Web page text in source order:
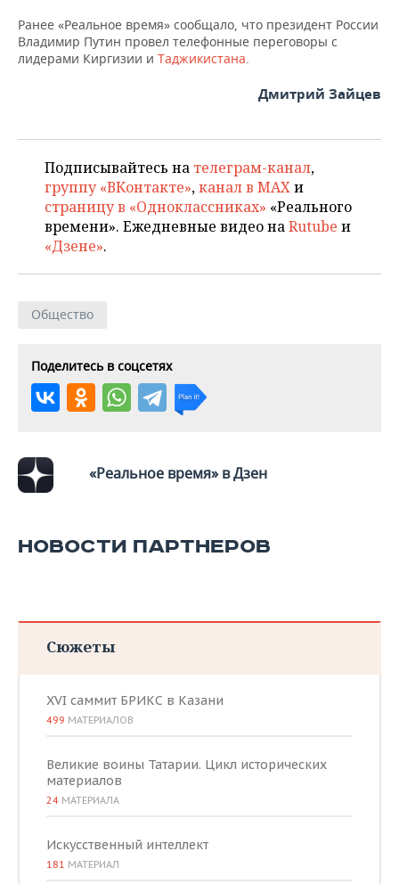
Ранее «Реальное время» сообщало, что президент России
Владимир Путин провел телефонные переговоры с
лидерами Киргизии и Таджикистана.
Дмитрий Зайцев
Подписывайтесь на телеграм-канал,
группу «ВКонтакте»,канал в MAXи
страницу в «Одноклассниках» «Реального
времени». Ежедневные видео наRutube и
«Дзене».
Общество
Поделитесь в соцсетях
«Реальное время» в Дзен
НОВОСТИ ПАРТНЕРОВ
Сюжеты
XVI саммит БРИКС в Казани
499 МАТЕРИАЛОВ
Великие воины Татарии. Цикл исторических
материалов
24 МАТЕРИАЛА
Искусственный интеллект
181 МАТЕРИАЛ